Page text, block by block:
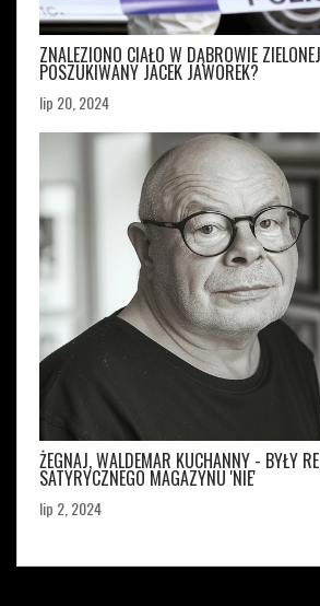
ZNALEZIONO CIAŁO W DĄBROWIE
POSZUKIWANY JACEK JAWOREK?
lip 20, 2024
ŻEGNAJ, WALDEMAR KUCHANNY - BYŁY
SATYRYCZNEGO MAGAZYNU 'NIE'
lip 2, 2024